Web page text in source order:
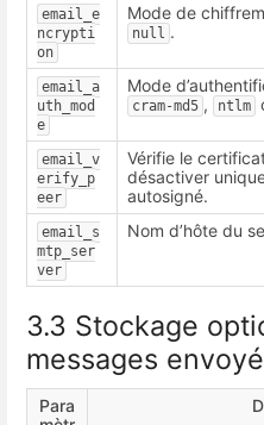
email_e
ncrypti
on
Mode de
null .
email_a
uth_mod
e
Mode
cram-md5 , ntlm
email_v
erify_p
eer
Vérifie le
désactiver
autosigné.
email_s
mtp_ser
ver
Nom d’hôte du
3.3 Stockage
messages
Para